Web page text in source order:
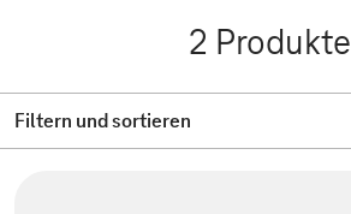
2 Produkte
Filtern und sortieren